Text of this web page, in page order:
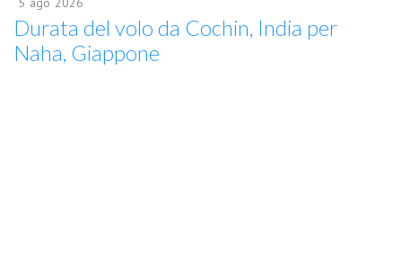
Durata del volo da Cochin, India per
Naha, Giappone